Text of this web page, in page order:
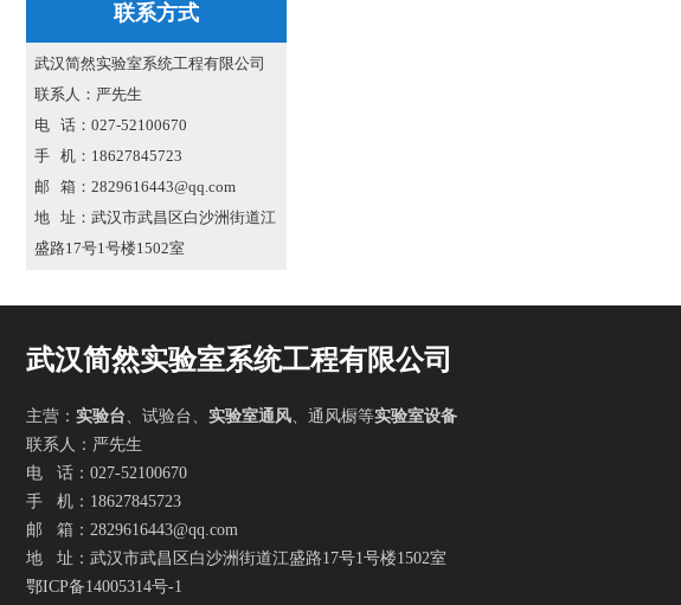
联系方式
武汉简然实验室系统工程有限公司
联系人：严先生
电 话：027-52100670
手 机：18627845723
邮 箱：2829616443@qq.com
地 址：武汉市武昌区白沙洲街道江
盛路17号1号楼1502室
武汉简然实验室系统工程有限公司
主营： 实验台、试验台、 实验室通风、通风橱等实验室设备
联系人：严先生
电 话：027-52100670
手 机：18627845723
邮 箱：2829616443@qq.com
地 址：武汉市武昌区白沙洲街道江盛路17号1号楼1502室
鄂ICP备14005314号-1